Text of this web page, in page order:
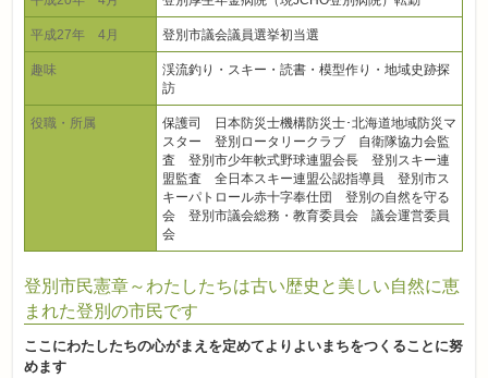
平成27年 4月 登別市議会議員選挙初当選
趣味
渓流釣り・スキー・読書・模型作り・地域史跡探
訪
役職・所属
保護司 日本防災士機構防災士･北海道地域防災マ
スター 登別ロータリークラブ 自衛隊協力会監
査 登別市少年軟式野球連盟会長 登別スキー連
盟監査 全日本スキー連盟公認指導員 登別市ス
キーパトロール赤十字奉仕団 登別の自然を守る
会 登別市議会総務・教育委員会 議会運営委員
会
登別市民憲章～わたしたちは古い歴史と美しい自然に恵
まれた登別の市民です
ここにわたしたちの心がまえを定めてよりよいまちをつくることに努
めます